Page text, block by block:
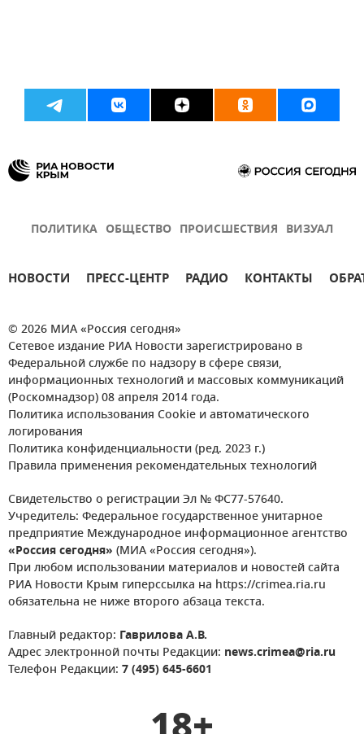
ПОЛИТИКА ОБЩЕСТВО ПРОИСШЕСТВИЯ ВИЗУАЛ
НОВОСТИ ПРЕСС-ЦЕНТР РАДИО КОНТАКТЫ
© 2026 МИА «Россия сегодня»
Сетевое издание РИА Новости зарегистрировано в
Федеральной службе по надзору в сфере связи,
информационных технологий и массовых коммуникаций
(Роскомнадзор) 08 апреля 2014 года.
Политика использования Cookie и автоматического
логирования
Политика конфиденциальности (ред. 2023 г.)
Правила применения рекомендательных технологий
Свидетельство о регистрации Эл № ФС77-57640.
Учредитель: Федеральное государственное унитарное
предприятие Международное информационное агентство
«Россия сегодня» (МИА «Россия сегодня»).
При любом использовании материалов и новостей сайта
РИА Новости Крым гиперссылка на https://crimea.ria.ru
обязательна не ниже второго абзаца текста.
Главный редактор: Гаврилова А.В.
Адрес электронной почты Редакции: news.crimea@ria.ru
Телефон Редакции: 7 (495) 645-6601